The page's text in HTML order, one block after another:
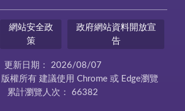
網站安全政
策
政府網站資料開放宣
告
更新日期： 2026/08/07
權所有 建議使用 Chrome 或 Edge瀏覽
累計瀏覽人次： 66382